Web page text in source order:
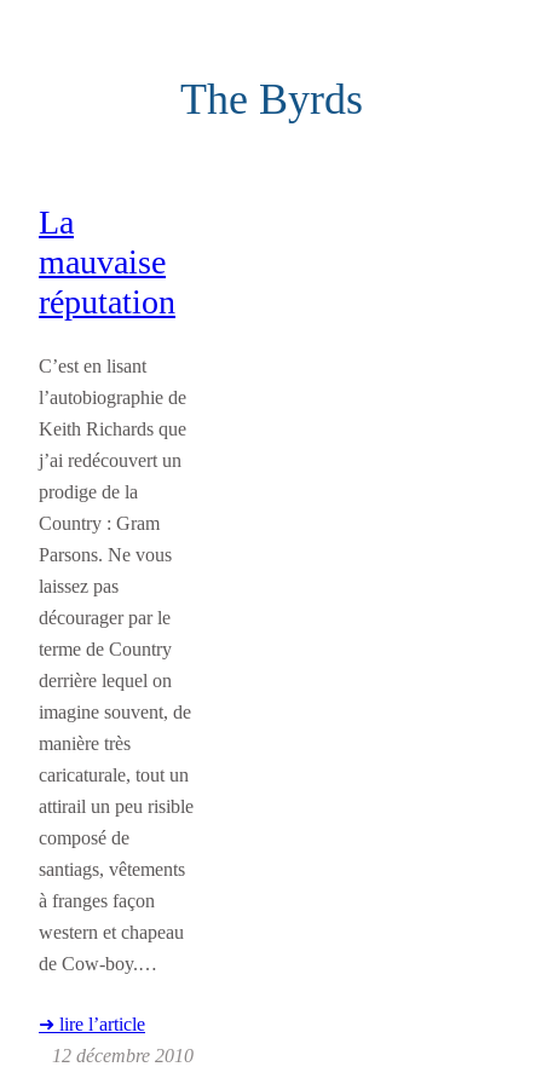
The Byrds
La
mauvaise
réputation
C’est en lisant
l’autobiographie de
Keith Richards que
j’ai redécouvert un
prodige de la
Country : Gram
Parsons. Ne vous
laissez pas
décourager par le
terme de Country
derrière lequel on
imagine souvent, de
manière très
caricaturale, tout un
attirail un peu risible
composé de
santiags, vêtements
à franges façon
western et chapeau
de Cow-boy.…
➜ lire l’article
12 décembre 2010